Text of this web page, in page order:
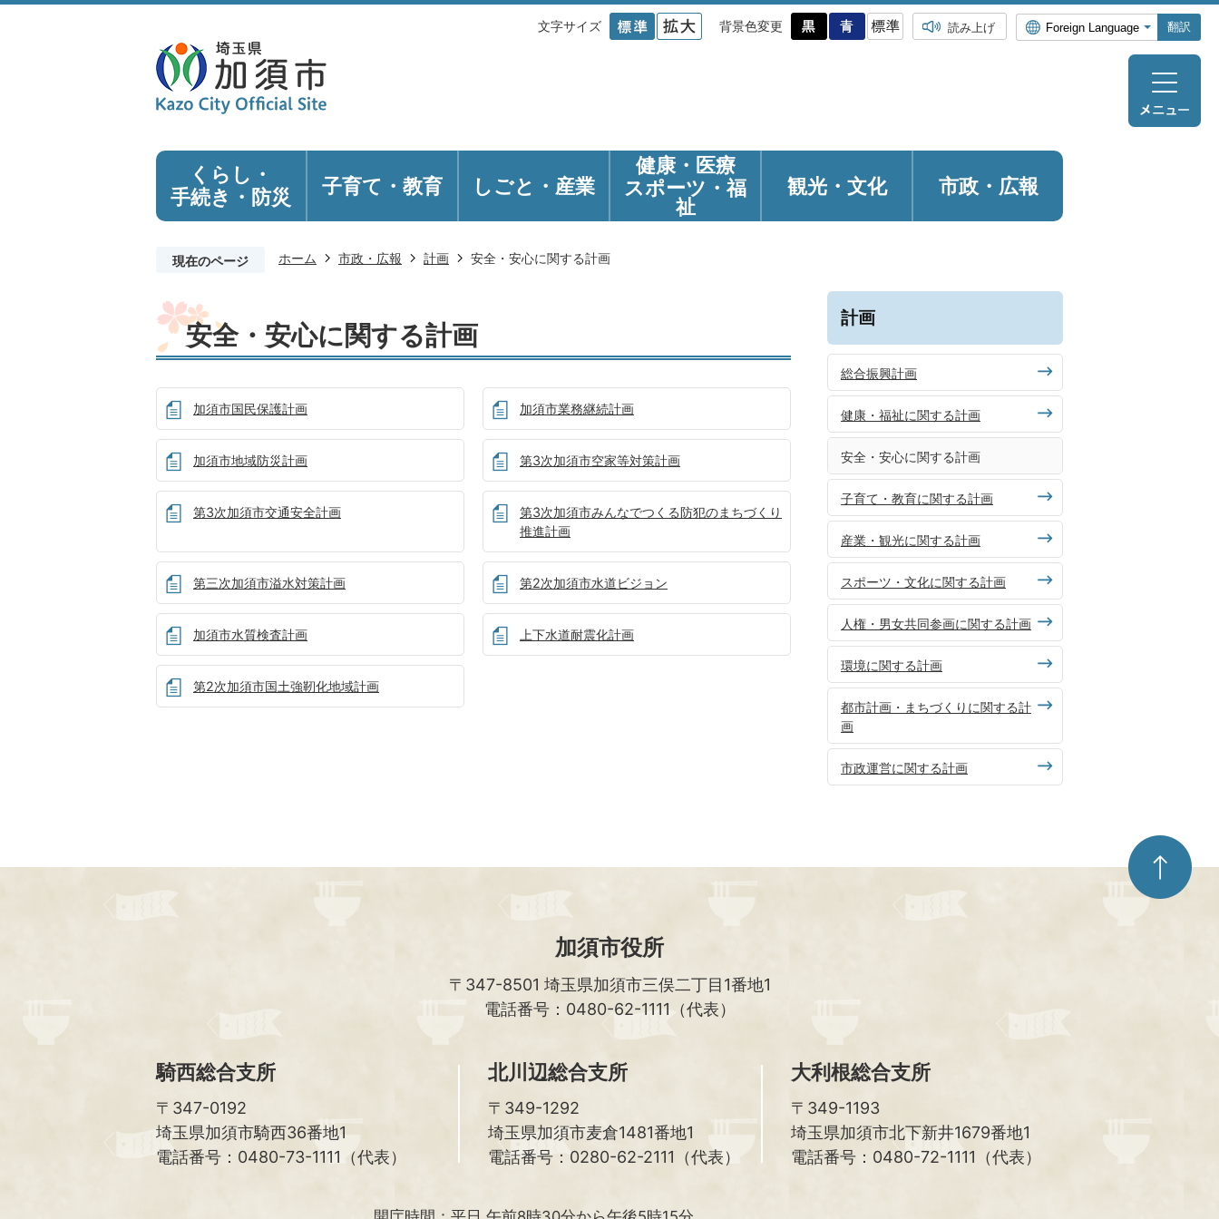
文字サイズ 背景色変更 読み上げ 翻訳
くらし・
手続き ・防災 子育て・教育 しごと・産業
健康・医療
スポーツ・福
祉
観光・ 文化 市政・広報
現在のページ ホーム 市政・広報 計画 安全・安心に関する計画
安全・安心に関する計画
加須市国民保護計画 加須市業務継続計画
加須市地域防災計画 第3次加須市空家等対策計画
第3次加須市交通安全計画
第3次加須市みんなでつくる防犯のまちづくり
推進計画
第三次加須市溢水対策計画 第2次加須市水道ビジョン
加須市水質検査計画 上下水道耐震化計画
第2次加須市国土強靭化地域計画
計画
総合振興計画
健康・福祉に関する計画
安全・安心に関する計画
子育て・教育に関する計画
産業・観光に関する計画
スポーツ・文化に関する計画
人権・男女共同参画に関する計画
環境に関する計画
都市計画・まちづくりに関する計
画
市政運営に関する計画
ペ
ー
ジ
加須市役所
〒347-8501 埼玉県加須市三俣二丁目1番地1
電話番号：0480-62-1111（代表）
騎西総合支所
〒347-0192
埼玉県加須市騎西36番地1
電話番号：0480-73-1111（代表）
北川辺総合支所
〒349-1292
埼玉県加須市麦倉1481番地1
電話番号：0280-62-2111（代表）
大利根総合支所
〒349-1193
埼玉県加須市北下新井1679番地1
電話番号：0480-72-1111（代表）